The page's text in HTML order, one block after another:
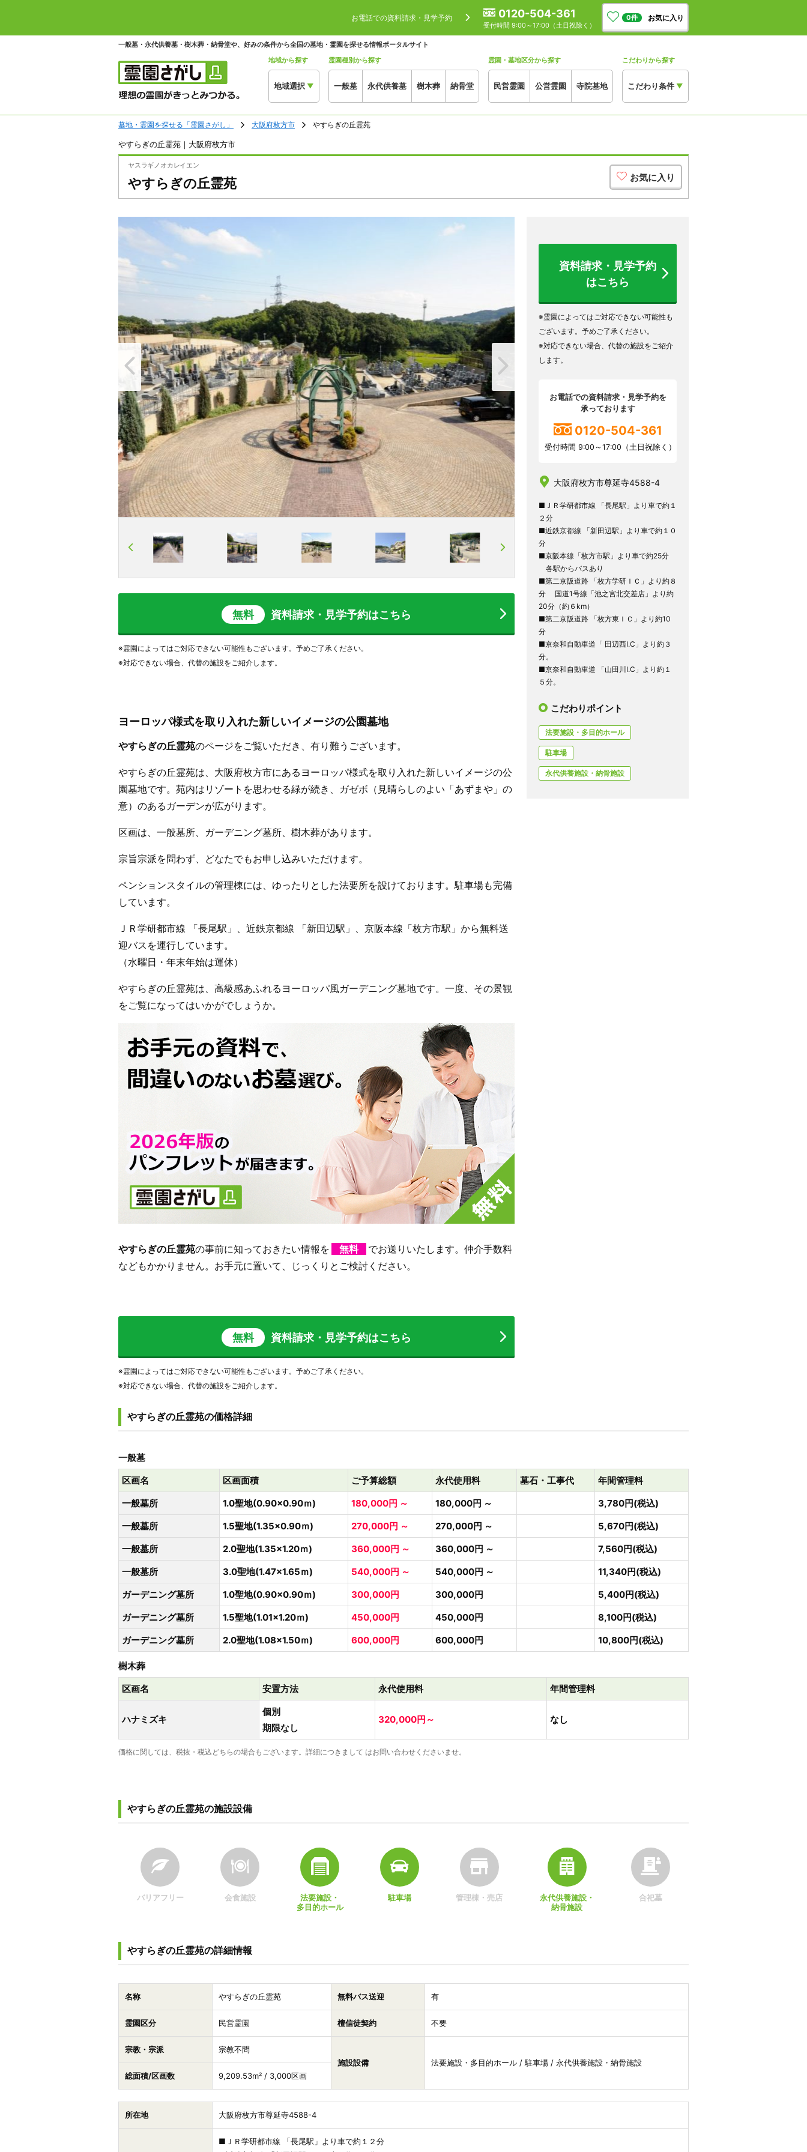
お電話での資料請求・見学予約 0120-504-361
受付時間 9:00～17:00（土日祝除く）
0件 お気に入り
一般墓・永代供養墓・樹木葬・納骨堂や、好みの条件から全国の墓地・霊園を探せる情報ポータルサイト
地域から探す
地域選択 ▼
霊園種別から探す
一般墓 永代供養墓 樹木葬 納骨堂
霊園・墓地区分から探す
民営霊園 公営霊園 寺院墓地
こだわりから探す
こだわり条件 ▼
墓地・霊園を探せる「霊園さがし」 大阪府枚方市 やすらぎの丘霊苑
やすらぎの丘霊苑｜大阪府枚方市
ヤスラギノオカレイエン
やすらぎの丘霊苑 お気に入り
無料 資料請求・見学予約はこちら
※霊園によってはご対応できない可能性もございます。予めご了承ください。
※対応できない場合、代替の施設をご紹介します。
ヨーロッパ様式を取り入れた新しいイメージの公園墓地
やすらぎの丘霊苑のページをご覧いただき、有り難うございます。
やすらぎの丘霊苑は、大阪府枚方市にあるヨーロッパ様式を取り入れた新しいイメージの公
園墓地です。苑内はリゾートを思わせる緑が続き、ガゼボ（見晴らしのよい「あずまや」の
意）のあるガーデンが広がります。
区画は、一般墓所、ガーデニング墓所、樹木葬があります。
宗旨宗派を問わず、どなたでもお申し込みいただけます。
ペンションスタイルの管理棟には、ゆったりとした法要所を設けております。駐車場も完備
しています。
ＪＲ学研都市線 「長尾駅」、近鉄京都線 「新田辺駅」、京阪本線「枚方市駅」から無料送
迎バスを運行しています。
（水曜日・年末年始は運休）
やすらぎの丘霊苑は、高級感あふれるヨーロッパ風ガーデニング墓地です。一度、その景観
をご覧になってはいかがでしょうか。
やすらぎの丘霊苑の事前に知っておきたい情報を 無料
でお送りいたします。仲介手数料
などもかかりません。お手元に置いて、じっくりとご検討ください。
無料 資料請求・見学予約はこちら
※霊園によってはご対応できない可能性もございます。予めご了承ください。
※対応できない場合、代替の施設をご紹介します。
資料請求・見学予約
はこちら
※霊園によってはご対応できない可能性も
ございます。予めご了承ください。
※対応できない場合、代替の施設をご紹介
します。
お電話での資料請求・見学予約を
承っております
0120-504-361
受付時間 9:00～17:00（土日祝除く）
大阪府枚方市尊延寺4588-4
■ＪＲ学研都市線 「長尾駅」より車で約１
２分
■近鉄京都線 「新田辺駅」より車で約１０
分
■京阪本線「枚方市駅」より車で約25分
各駅からバスあり
■第二京阪道路 「枚方学研ＩＣ」より約８
分 国道1号線「池之宮北交差店」より約
20分（約６km）
■第二京阪道路 「枚方東ＩＣ」より約10
分
■京奈和自動車道「 田辺西I.C」より約３
分。
■京奈和自動車道 「山田川I.C」より約１
５分。
こだわりポイント
法要施設・多目的ホール
駐車場
永代供養施設・納骨施設
やすらぎの丘霊苑の価格詳細
一般墓
区画名
区画面積 ご予算総額 永代使用料 墓石・工事代
年間管理料
一般墓所
1.0聖地(0.90×0.90ｍ) 180,000円 ～ 180,000円 ～
3,780円(税込)
一般墓所
1.5聖地(1.35×0.90ｍ) 270,000円 ～ 270,000円 ～
5,670円(税込)
一般墓所
2.0聖地(1.35×1.20ｍ) 360,000円 ～ 360,000円 ～
7,560円(税込)
一般墓所
3.0聖地(1.47×1.65ｍ) 540,000円 ～ 540,000円 ～
11,340円(税込)
ガーデニング墓所
1.0聖地(0.90×0.90ｍ) 300,000円 300,000円
5,400円(税込)
ガーデニング墓所
1.5聖地(1.01×1.20ｍ) 450,000円 450,000円
8,100円(税込)
ガーデニング墓所
2.0聖地(1.08×1.50ｍ) 600,000円 600,000円 10,800円(税込)
樹木葬
区画名
安置方法 永代使用料 年間管理料
ハナミズキ
個別
期限なし
320,000円～ なし
価格に関しては、税抜・税込どちらの場合もございます。詳細につきまして はお問い合わせくださいませ。
やすらぎの丘霊苑の施設設備
バリアフリー 会食施設
法要施設・
多目的ホール
駐車場 管理棟・売店
永代供養施設・
納骨施設
合祀墓
やすらぎの丘霊苑の詳細情報
名称 やすらぎの丘霊苑 無料バス送迎 有
霊園区分 民営霊園 檀信徒契約 不要
宗教・宗派
宗教不問
施設設備
法要施設・多目的ホール / 駐車場 / 永代供養施設・納骨施設
総面積/区画数
9,209.53m² / 3,000区画
所在地 大阪府枚方市尊延寺4588-4
■ＪＲ学研都市線 「長尾駅」より車で約１２分